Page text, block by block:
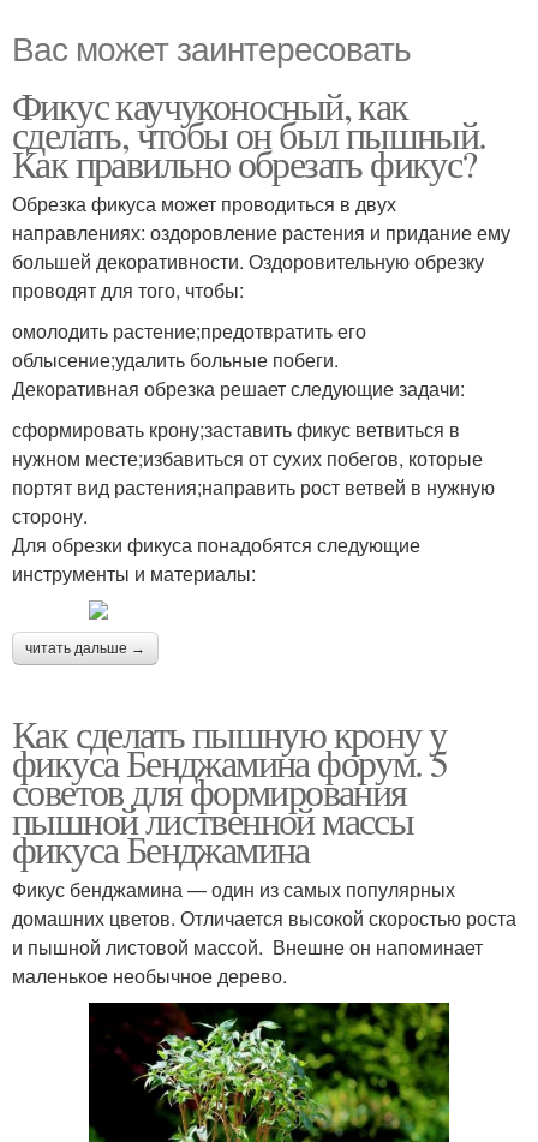
Вас может заинтересовать
Фикус каучуконосный, как
сделать, чтобы он был пышный.
Как правильно обрезать фикус?
Обрезка фикуса может проводиться в двух
направлениях: оздоровление растения и придание ему
большей декоративности. Оздоровительную обрезку
проводят для того, чтобы:
омолодить растение;предотвратить его
облысение;удалить больные побеги.
Декоративная обрезка решает следующие задачи:
сформировать крону;заставить фикус ветвиться в
нужном месте;избавиться от сухих побегов, которые
портят вид растения;направить рост ветвей в нужную
сторону.
Для обрезки фикуса понадобятся следующие
инструменты и материалы:
читать дальше →
Как сделать пышную крону у
фикуса Бенджамина форум. 5
советов для формирования
пышной лиственной массы
фикуса Бенджамина
Фикус бенджамина — один из самых популярных
домашних цветов. Отличается высокой скоростью роста
и пышной листовой массой. Внешне он напоминает
маленькое необычное дерево.